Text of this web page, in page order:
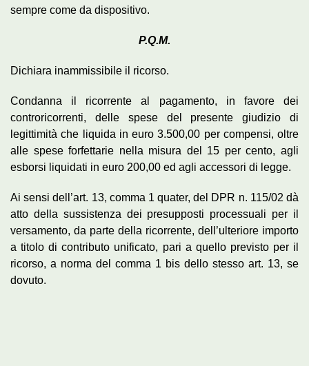
sempre come da dispositivo.
P.Q.M.
Dichiara inammissibile il ricorso.
Condanna il ricorrente al pagamento, in favore dei
controricorrenti, delle spese del presente giudizio di
legittimità che liquida in euro 3.500,00 per compensi, oltre
alle spese forfettarie nella misura del 15 per cento, agli
esborsi liquidati in euro 200,00 ed agli accessori di legge.
Ai sensi dell’art. 13, comma 1 quater, del DPR n. 115/02 dà
atto della sussistenza dei presupposti processuali per il
versamento, da parte della ricorrente, dell’ulteriore importo
a titolo di contributo unificato, pari a quello previsto per il
ricorso, a norma del comma 1 bis dello stesso art. 13, se
dovuto.